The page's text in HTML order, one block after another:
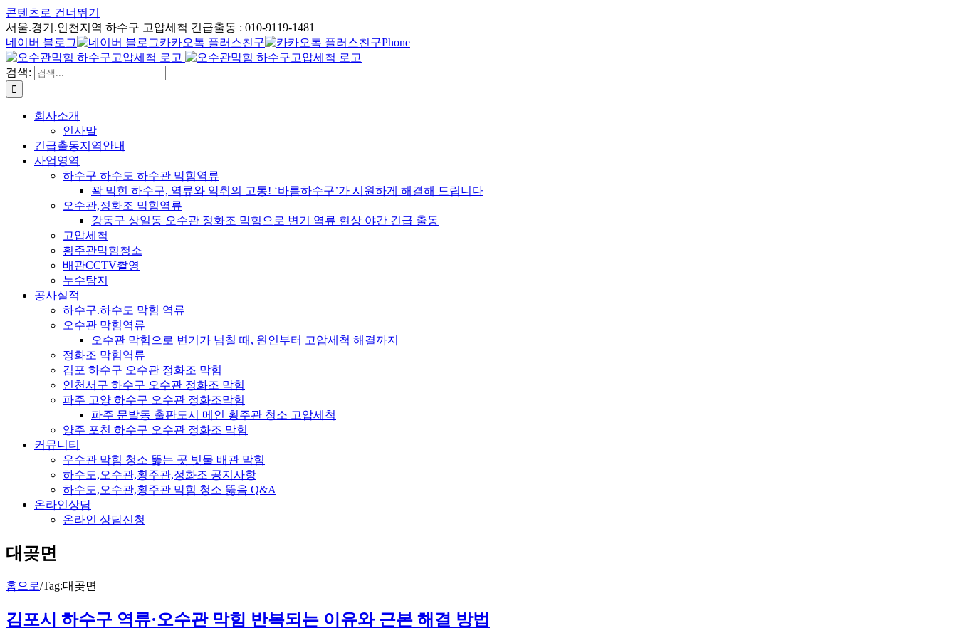
콘텐츠로 건너뛰기
서울.경기.인천지역 하수구 고압세척 긴급출동 : 010-9119-1481
네이버 블로그
카카오톡 플러스친구 Phone
검색:
회사소개
인사말
긴급출동지역안내
사업영역
하수구 하수도 하수관 막힘역류
꽉 막힌 하수구, 역류와 악취의 고통! ‘바름하수구’가 시원하게 해결해 드립니다
오수관,정화조 막힘역류
강동구 상일동 오수관 정화조 막힘으로 변기 역류 현상 야간 긴급 출동
고압세척
횡주관막힘청소
배관CCTV촬영
누수탐지
공사실적
하수구.하수도 막힘 역류
오수관 막힘역류
오수관 막힘으로 변기가 넘칠 때, 원인부터 고압세척 해결까지
정화조 막힘역류
김포 하수구 오수관 정화조 막힘
인천서구 하수구 오수관 정화조 막힘
파주 고양 하수구 오수관 정화조막힘
파주 문발동 출판도시 메인 횡주관 청소 고압세척
양주 포천 하수구 오수관 정화조 막힘
커뮤니티
우수관 막힘 청소 뚫는 곳 빗물 배관 막힘
하수도,오수관,횡주관,정화조 공지사항
하수도,오수관,횡주관 막힘 청소 뚫음 Q&A
온라인상담
온라인 상담신청
대곶면
홈으로/Tag:대곶면
김포시 하수구 역류·오수관 막힘 반복되는 이유와 근본 해결 방법